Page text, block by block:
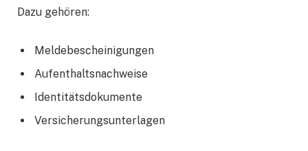
Dazu gehören:
Meldebescheinigungen
Aufenthaltsnachweise
Identitätsdokumente
Versicherungsunterlagen